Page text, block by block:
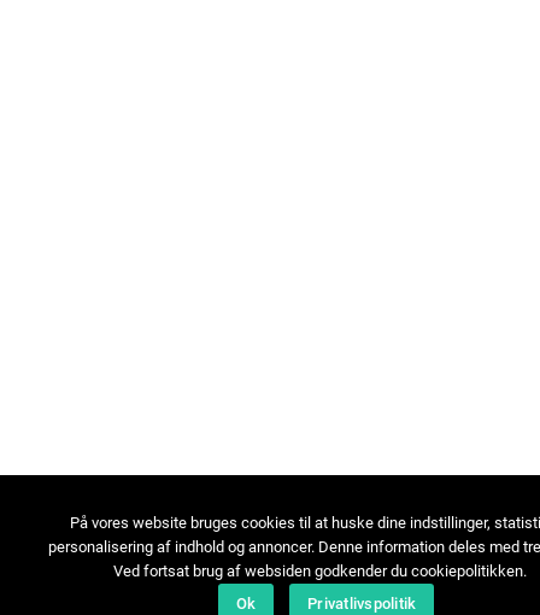
På vores website bruges cookies til at huske dine indstillinger,
personalisering af indhold og annoncer. Denne information deles med
Ved fortsat brug af websiden godkender du cookiepolitikken.
Ok
Privatlivspolitik